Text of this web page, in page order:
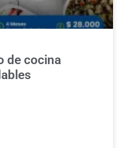
de cocina